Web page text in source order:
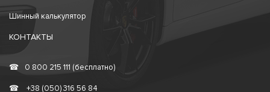
Шинный калькулятор
КОНТАКТЫ
☎ 0 800 215 111 (бесплатно)
☎ +38 (050) 316 56 84